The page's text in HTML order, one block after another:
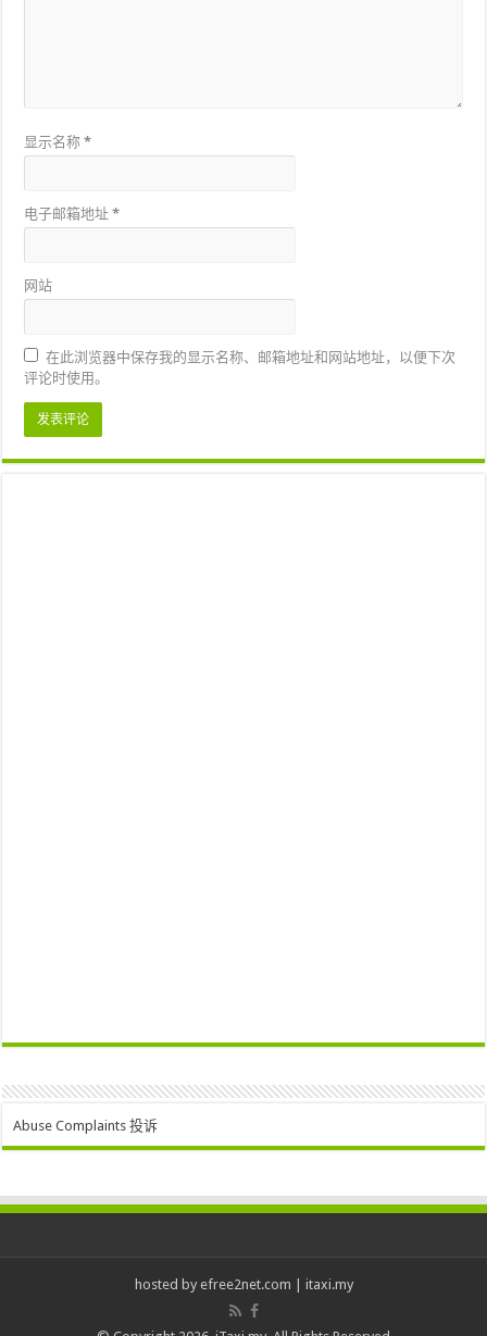
显示名称*
电子邮箱地址*
网站
在此浏览器中保存我的显示名称、邮箱地址和网站地址，以便下次
评论时使用。
Abuse Complaints 投诉
hosted by efree2net.com itaxi.my